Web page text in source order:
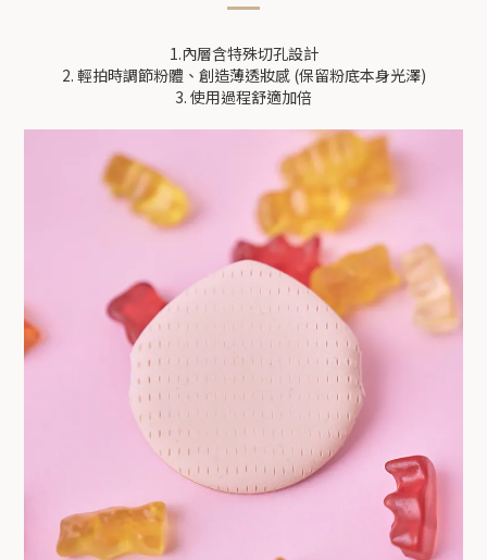
1.內層含特殊切孔設計
2. 輕拍時調節粉體、創造薄透妝感 (保留粉底本身光澤)
3. 使用過程舒適加倍